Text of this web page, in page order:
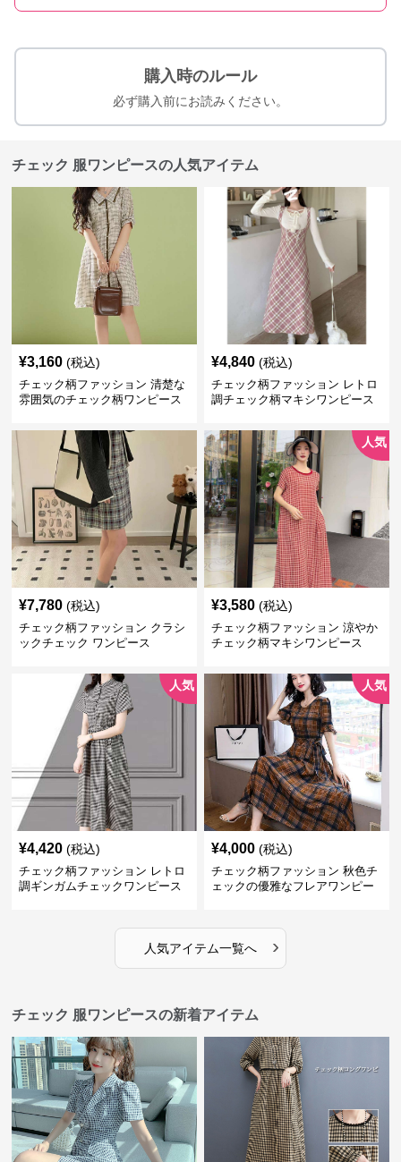
購入時のルール
必ず購入前にお読みください。
チェック 服ワンピースの人気アイテム
¥3,160 (税込)
チェック柄ファッション 清楚な
雰囲気のチェック柄ワンピース
¥4,840 (税込)
チェック柄ファッション レトロ
調チェック柄マキシワンピース
¥7,780 (税込)
チェック柄ファッション クラシ
ックチェック ワンピース
人気
¥3,580 (税込)
チェック柄ファッション 涼やか
チェック柄マキシワンピース
人気
¥4,420 (税込)
チェック柄ファッション レトロ
調ギンガムチェックワンピース
人気
¥4,000 (税込)
チェック柄ファッション 秋色チ
ェックの優雅なフレアワンピー
人気アイテム一覧へ ›
チェック 服ワンピースの新着アイテム